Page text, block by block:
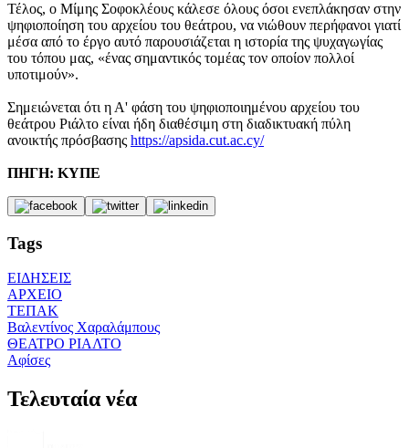
Τέλος, ο Μίμης Σοφοκλέους κάλεσε όλους όσοι ενεπλάκησαν στην
ψηφιοποίηση του αρχείου του θεάτρου, να νιώθουν περήφανοι γιατί
μέσα από το έργο αυτό παρουσιάζεται η ιστορία της ψυχαγωγίας
του τόπου μας, «ένας σημαντικός τομέας τον οποίον πολλοί
υποτιμούν».
Σημειώνεται ότι η Α' φάση του ψηφιοποιημένου αρχείου του
θεάτρου Ριάλτο είναι ήδη διαθέσιμη στη διαδικτυακή πύλη
ανοικτής πρόσβασης https://apsida.cut.ac.cy/
ΠΗΓΗ: ΚΥΠΕ
Tags
ΕΙΔΗΣΕΙΣ
ΑΡΧΕΙΟ
ΤΕΠΑΚ
Βαλεντίνος Χαραλάμπους
ΘΕΑΤΡΟ ΡΙΑΛΤΟ
Αφίσες
Τελευταία νέα